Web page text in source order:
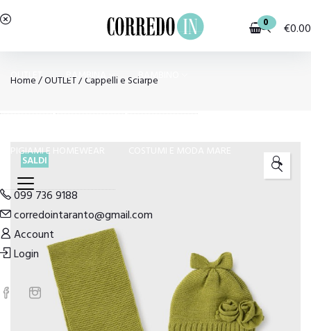
0 €0.00
OUTLET BAMBINA BAMBINO
PIGIAMI E HOMEWEAR
099 736 9188
corredointaranto@gmail.com
Account
Login
Home/OUTLET/Cappelli e Sciarpe
SALDI 🔍